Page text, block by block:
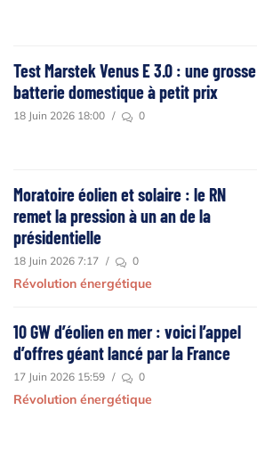
Test Marstek Venus E 3.0 : une grosse
batterie domestique à petit prix
18 Juin 2026 18:00 / 0
Moratoire éolien et solaire : le RN
remet la pression à un an de la
présidentielle
18 Juin 2026 7:17 / 0
Révolution énergétique
10 GW d’éolien en mer : voici l’appel
d’offres géant lancé par la France
17 Juin 2026 15:59 / 0
Révolution énergétique